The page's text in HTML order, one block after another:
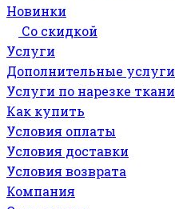
Новинки
Со скидкой
Услуги
Дополнительные услуги
Услуги по нарезке ткани
Как купить
Условия оплаты
Условия доставки
Условия возврата
Компания